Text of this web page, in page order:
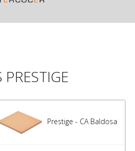
Prestige - CA Baldosa